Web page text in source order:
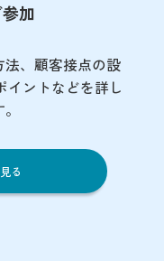
加
、顧客接点の設
イントなどを詳し
る